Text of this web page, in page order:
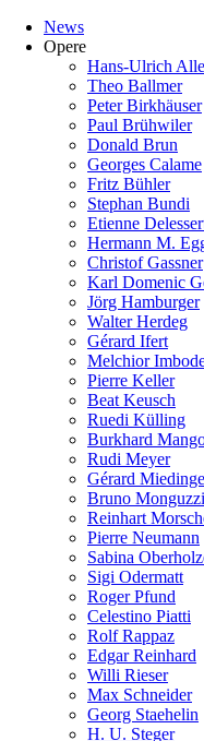
News
Opere
Hans-Ulrich
Theo Ballmer
Peter Birkhäuser
Paul Brühwiler
Donald Brun
Georges Calame
Fritz Bühler
Stephan Bundi
Etienne
Hermann M.
Christof Gassner
Karl Domenic
Jörg Hamburger
Walter Herdeg
Gérard Ifert
Melchior
Pierre Keller
Beat Keusch
Ruedi Külling
Burkhard
Rudi Meyer
Gérard
Bruno Monguzzi
Reinhart
Pierre Neumann
Sabina
Sigi Odermatt
Roger Pfund
Celestino Piatti
Rolf Rappaz
Edgar Reinhard
Willi Rieser
Max Schneider
Georg Staehelin
H. U. Steger